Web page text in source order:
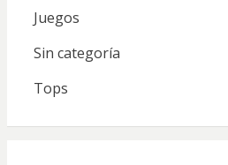
Juegos
Sin categoría
Tops